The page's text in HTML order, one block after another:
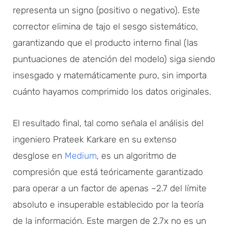
representa un signo (positivo o negativo). Este
corrector elimina de tajo el sesgo sistemático,
garantizando que el producto interno final (las
puntuaciones de atención del modelo) siga siendo
insesgado y matemáticamente puro, sin importa
cuánto hayamos comprimido los datos originales.
El resultado final, tal como señala el análisis del
ingeniero Prateek Karkare en su extenso
desglose en Medium, es un algoritmo de
compresión que está teóricamente garantizado
para operar a un factor de apenas ~2.7 del límite
absoluto e insuperable establecido por la teoría
de la información. Este margen de 2.7x no es un